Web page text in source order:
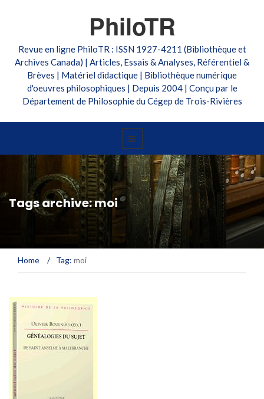
PhiloTR
Revue en ligne PhiloTR : ISSN 1927-4211 (Bibliothèque et
Archives Canada) | Articles, Essais & Analyses, Référentiel &
Brèves | Matériel didactique | Bibliothèque numérique
d'oeuvres philosophiques | Depuis 2004 | Conçu par le
Département de Philosophie du Cégep de Trois-Rivières
Tags archive: moi
Home / Tag: moi